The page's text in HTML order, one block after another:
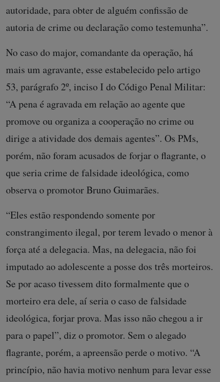
autoridade, para obter de alguém confissão de
autoria de crime ou declaração como testemunha”.
No caso do major, comandante da operação, há
mais um agravante, esse estabelecido pelo artigo
53, parágrafo 2º, inciso I do Código Penal Militar:
“A pena é agravada em relação ao agente que
promove ou organiza a cooperação no crime ou
dirige a atividade dos demais agentes”. Os PMs,
porém, não foram acusados de forjar o flagrante, o
que seria crime de falsidade ideológica, como
observa o promotor Bruno Guimarães.
“Eles estão respondendo somente por
constrangimento ilegal, por terem levado o menor à
força até a delegacia. Mas, na delegacia, não foi
imputado ao adolescente a posse dos três morteiros.
Se por acaso tivessem dito formalmente que o
morteiro era dele, aí seria o caso de falsidade
ideológica, forjar prova. Mas isso não chegou a ir
para o papel”, diz o promotor. Sem o alegado
flagrante, porém, a apreensão perde o motivo. “A
princípio, não havia motivo nenhum para levar esse